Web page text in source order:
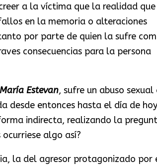
a la víctima que la realidad que
en la memoria o alteraciones
por parte de quien la sufre
consecuencias para la persona
Estevan, sufre un abuso sexual
desde entonces hasta el día de
indirecta, realizando la
algo así?
la del agresor protagonizado por